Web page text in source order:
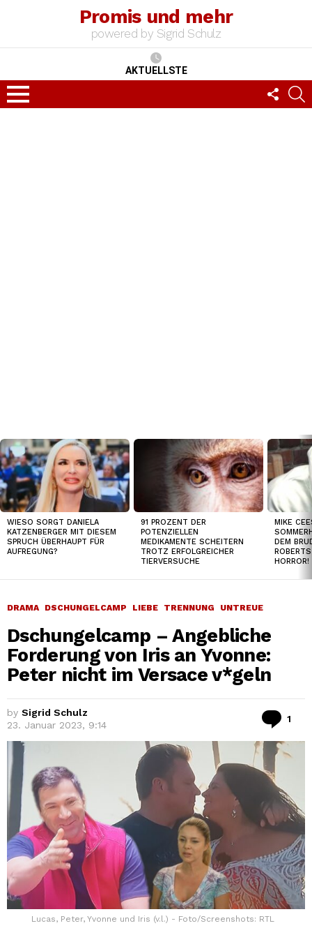
Promis und mehr
powered by Sigrid Schulz
AKTUELLSTE
Menu
US
TOP
NEWS
WIESO SORGT DANIELA
KATZENBERGER MIT DIESEM
SPRUCH ÜBERHAUPT FÜR
AUFREGUNG?
91 PROZENT DER
POTENZIELLEN
MEDIKAMENTE SCHEITERN
TROTZ ERFOLGREICHER
TIERVERSUCHE
MIKE
DEM
HORROR!
DRAMA DSCHUNGELCAMP LIEBE TRENNUNG UNTREUE
Dschungelcamp – Angebliche
Forderung von Iris an Yvonne:
Peter nicht im Versace v*geln
by Sigrid Schulz
23. Januar 2023, 9:14
1
Lucas, Peter, Yvonne und Iris (v.l.) - Foto/Screenshots: RTL